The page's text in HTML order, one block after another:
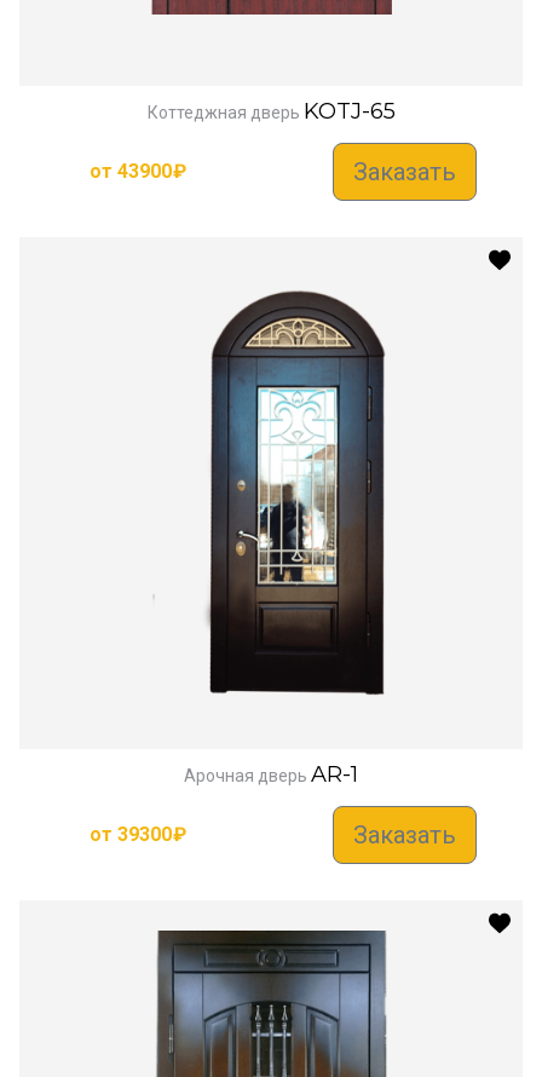
Коттеджная дверь KOTJ-65
от 43900₽ Заказать
Арочная дверь AR-1
от 39300₽ Заказать